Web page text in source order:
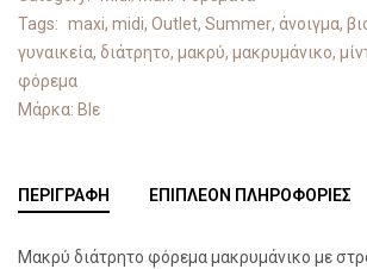
Tags: maxi, midi, Outlet, Summer, άνοιγμα,
γυναικεία, διάτρητο, μακρύ, μακρυμάνικο,
φόρεμα
Μάρκα: Blε
ΠΕΡΙΓΡΑΦΉ ΕΠΙΠΛΈΟΝ ΠΛΗΡΟΦΟΡΊΕΣ
Μακρύ διάτρητο φόρεμα μακρυμάνικο με